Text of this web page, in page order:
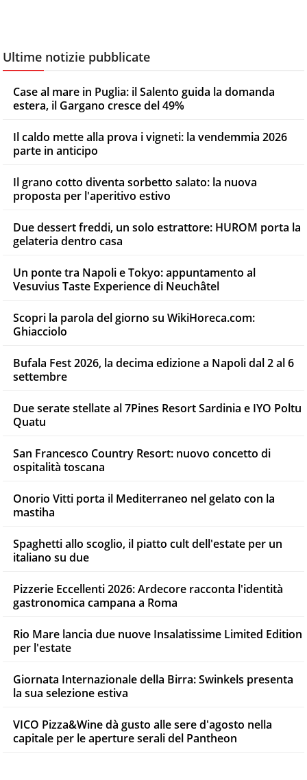
Ultime notizie pubblicate
Case al mare in Puglia: il Salento guida la domanda
estera, il Gargano cresce del 49%
Il caldo mette alla prova i vigneti: la vendemmia 2026
parte in anticipo
Il grano cotto diventa sorbetto salato: la nuova
proposta per l'aperitivo estivo
Due dessert freddi, un solo estrattore: HUROM porta la
gelateria dentro casa
Un ponte tra Napoli e Tokyo: appuntamento al
Vesuvius Taste Experience di Neuchâtel
Scopri la parola del giorno su WikiHoreca.com:
Ghiacciolo
Bufala Fest 2026, la decima edizione a Napoli dal 2 al 6
settembre
Due serate stellate al 7Pines Resort Sardinia e IYO Poltu
Quatu
San Francesco Country Resort: nuovo concetto di
ospitalità toscana
Onorio Vitti porta il Mediterraneo nel gelato con la
mastiha
Spaghetti allo scoglio, il piatto cult dell'estate per un
italiano su due
Pizzerie Eccellenti 2026: Ardecore racconta l'identità
gastronomica campana a Roma
Rio Mare lancia due nuove Insalatissime Limited Edition
per l'estate
Giornata Internazionale della Birra: Swinkels presenta
la sua selezione estiva
VICO Pizza&Wine dà gusto alle sere d'agosto nella
capitale per le aperture serali del Pantheon